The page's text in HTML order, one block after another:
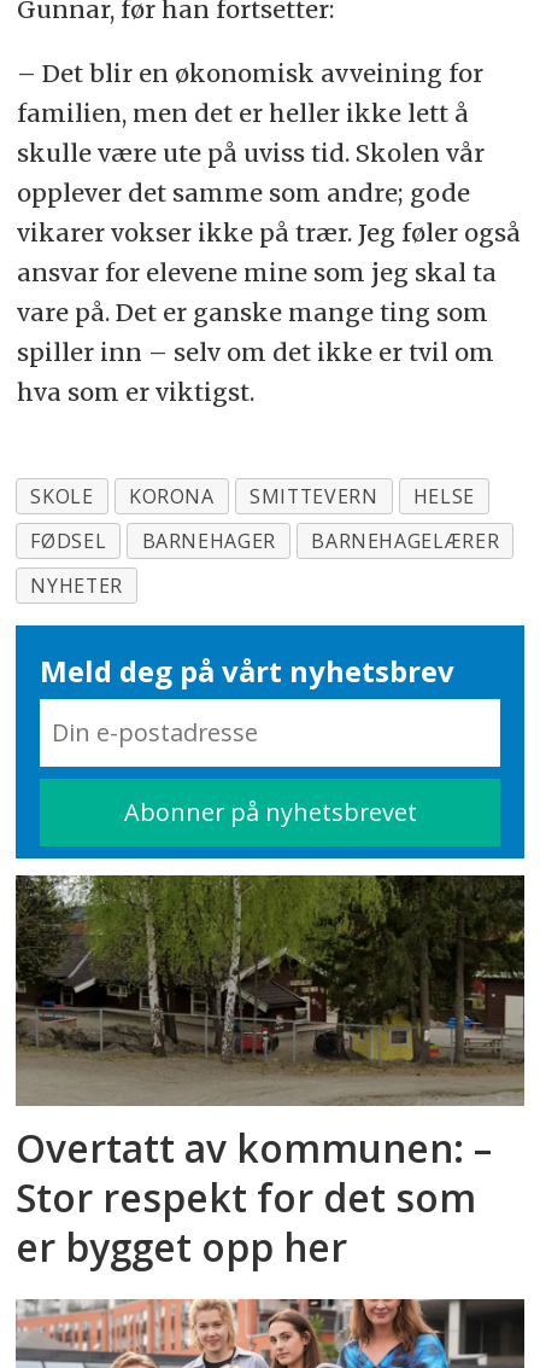
Gunnar, før han fortsetter:
– Det blir en økonomisk avveining for
familien, men det er heller ikke lett å
skulle være ute på uviss tid. Skolen vår
opplever det samme som andre; gode
vikarer vokser ikke på trær. Jeg føler også
ansvar for elevene mine som jeg skal ta
vare på. Det er ganske mange ting som
spiller inn – selv om det ikke er tvil om
hva som er viktigst.
SKOLE KORONA SMITTEVERN
HELSE
FØDSEL
BARNEHAGER
BARNEHAGELÆRER
NYHETER
Meld deg på vårt nyhetsbrev
Overtatt av kommunen: –
Stor respekt for det som
er bygget opp her